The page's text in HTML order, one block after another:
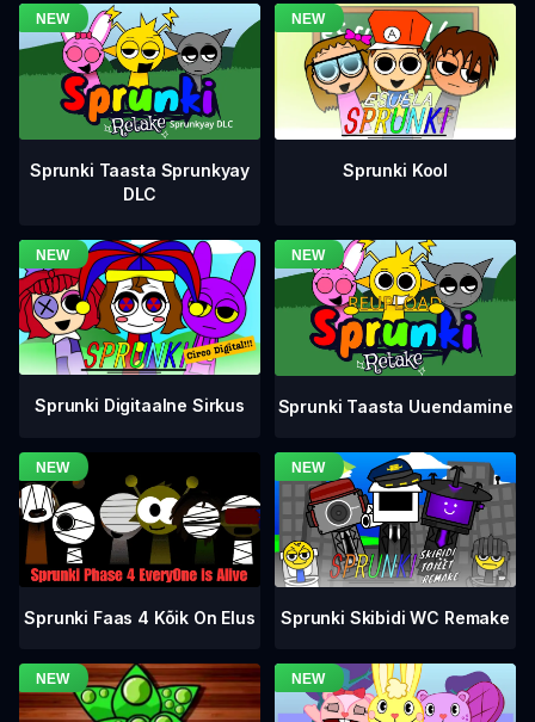
Sprunki Taasta Sprunkyay
DLC
Sprunki Kool
Sprunki Digitaalne Sirkus Sprunki Taasta Uuendamine
Sprunki Faas 4 Kõik On Elus Sprunki Skibidi WC Remake